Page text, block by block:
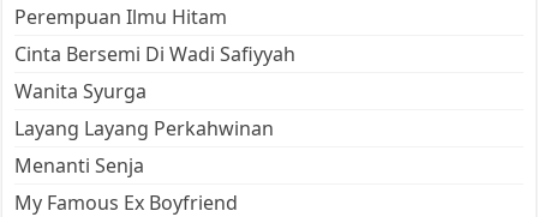
Perempuan Ilmu Hitam
Cinta Bersemi Di Wadi Safiyyah
Wanita Syurga
Layang Layang Perkahwinan
Menanti Senja
My Famous Ex Boyfriend